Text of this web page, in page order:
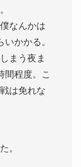
なんかは
かかる。
まう夜ま
間程度。こ
は免れな
。